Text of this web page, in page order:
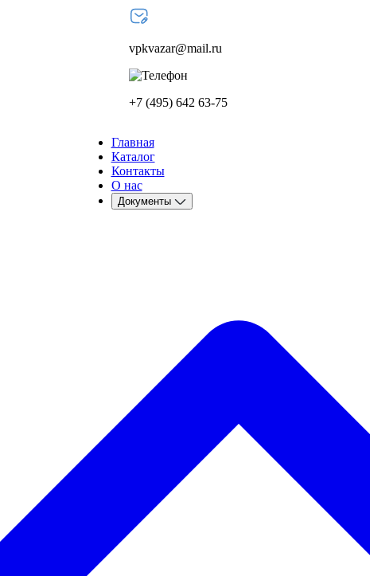
vpkvazar@mail.ru
+7 (495) 642 63-75
Главная
Каталог
Контакты
О нас
Документы